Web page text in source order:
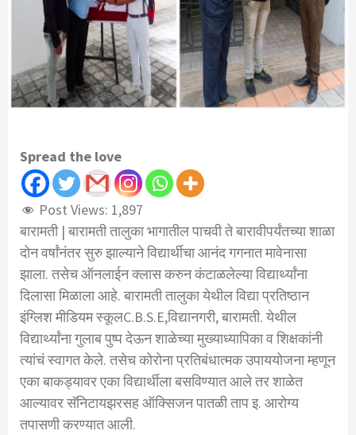
Spread the love
Post Views: 1,897
बारामती | बारामती तालुका भागातील पाचवी ते बारावीपर्यंतच्या शाळा
दोन वर्षांनंतर सुरु झाल्याने विद्यार्थीचा आनंद गगनात मावेनासा
झाला. तसेच ऑनलाईन क्लास करुन कंटाळलेल्या विद्यार्थ्यांना
दिलासा मिळाला आहे. बारामती तालुका येथील विद्या प्रतिष्ठान
इंग्लिश मीडियम स्कूलC.B.S.E,विद्यानगरी, बारामती. येथील
विद्यार्थ्यांना गुलाब पुष्प देऊन शाळेच्या मुख्याध्यापिका व शिक्षकांनी
त्यांचं स्वागत केले. तसेच कोरोना प्रतिबंधात्मक उपाययोजना म्हणून
एका बाकड्यावर एका विद्यार्थीला बसविण्यात आले तर शाळेत
आल्यावर सॅनिटायझरसह ऑक्सिजन पातळी ताप इ. आरोग्य
तपासणी करण्यात आली.